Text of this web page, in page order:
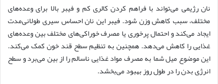
نان رژیمی می‌تواند با فراهم کردن کالری کم و فیبر بالا برای وعده‌های
مختلف، سبب کاهش وزن شود. فیبر این نان احساس سیری طولانی‌مدت
ایجاد می‌کند و احتمال پرخوری یا مصرف خوراکی‌های مختلف بین وعده‌های
غذایی را کاهش می‌دهد. همچنین به تنظیم سطح قند خون کمک می‌کند.
این موضوع میل شما به مصرف مواد غذایی ناسالم را از بین می‌برد و سطح
انرژی بدن را در طول روز بهبود می‌بخشد.